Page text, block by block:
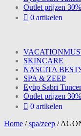
Outlet prijzen
0 artikelen
SKINCARE
NASCITA
SPA & ZEEP
Eyüp Sabri Tuncer
Outlet prijzen
0 artikelen
Home / spa/zeep /AGON